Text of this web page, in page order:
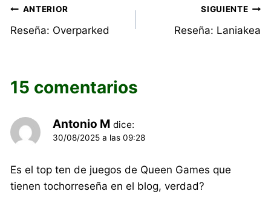
entrada:
Navegación
de
ANTERIOR
Reseña: Overparked
SIGUIENTE
Reseña: Laniakea
15 comentarios
Antonio M dice:
30/08/2025 a las 09:28
Es el top ten de juegos de Queen Games que
tienen tochorreseña en el blog, verdad?